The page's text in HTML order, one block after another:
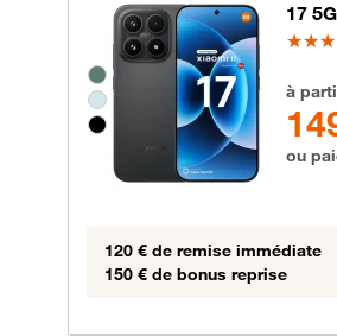
Groupe de couleurs
17 5G
149
à
ou
120 € de remise immédiate
150 € de bonus reprise